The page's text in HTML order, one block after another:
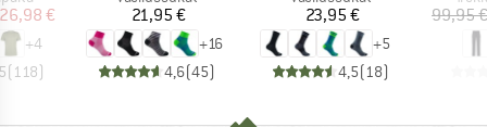
hinta
26,98 €
+4
(118)
Hinta
21,95 €
+16
4,6(45)
Hinta
23,95 €
+5
4,5(18)
99,95 €